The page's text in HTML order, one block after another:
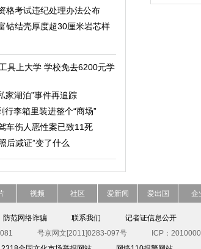
格考试违纪处理办法公布
钴结壳厚度超30厘米岩芯样
具上大学 学校免去6200元学
家湖泊”事件再追踪
行李箱里装进整个“商场”
车伤人恶性案已致11死
后减证”变了什么
视频 社区 爱新闻 爱出国 企
防范网络诈骗 联系我们
记者证信息公开
号京网文[2011]0283-097号
ICP：